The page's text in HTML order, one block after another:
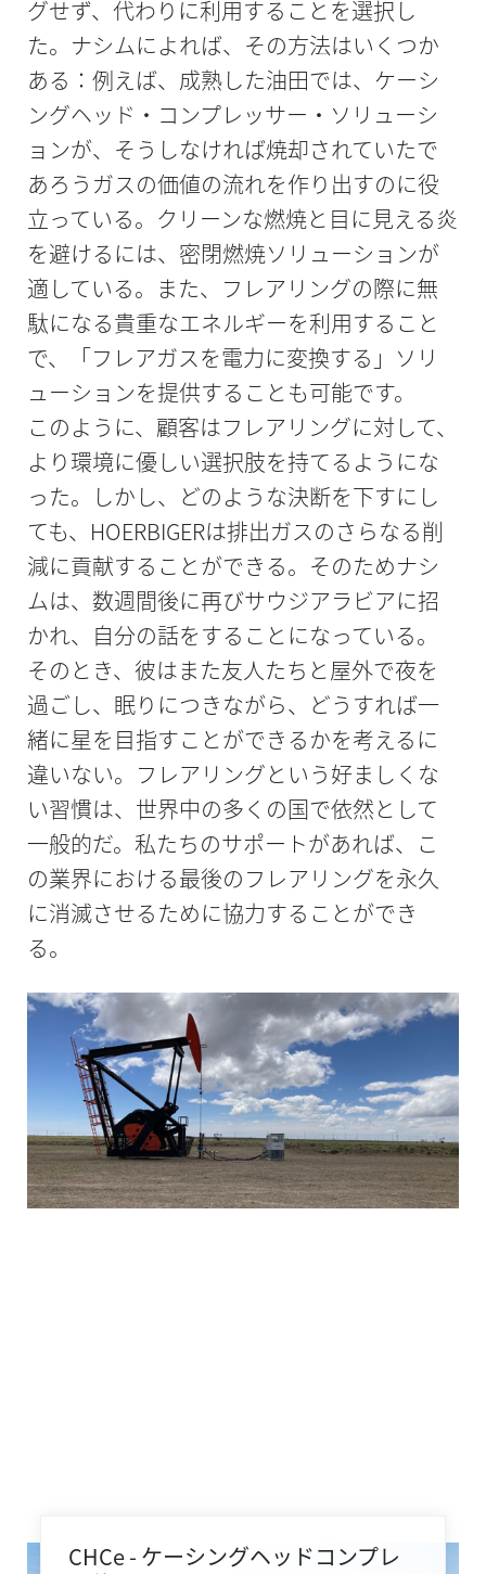
グせず、代わりに利用することを選択し
た。ナシムによれば、その方法はいくつか
ある：例えば、成熟した油田では、ケーシ
ングヘッド・コンプレッサー・ソリューシ
ョンが、そうしなければ焼却されていたで
あろうガスの価値の流れを作り出すのに役
立っている。クリーンな燃焼と目に見える炎
を避けるには、密閉燃焼ソリューションが
適している。また、フレアリングの際に無
駄になる貴重なエネルギーを利用すること
で、「フレアガスを電力に変換する」ソリ
ューションを提供することも可能です。
このように、顧客はフレアリングに対して、
より環境に優しい選択肢を持てるようにな
った。しかし、どのような決断を下すにし
ても、HOERBIGERは排出ガスのさらなる削
減に貢献することができる。そのためナシ
ムは、数週間後に再びサウジアラビアに招
かれ、自分の話をすることになっている。
そのとき、彼はまた友人たちと屋外で夜を
過ごし、眠りにつきながら、どうすれば一
緒に星を目指すことができるかを考えるに
違いない。フレアリングという好ましくな
い習慣は、世界中の多くの国で依然として
一般的だ。私たちのサポートがあれば、こ
の業界における最後のフレアリングを永久
に消滅させるために協力することができ
る。
CHCe - ケーシングヘッドコンプレ